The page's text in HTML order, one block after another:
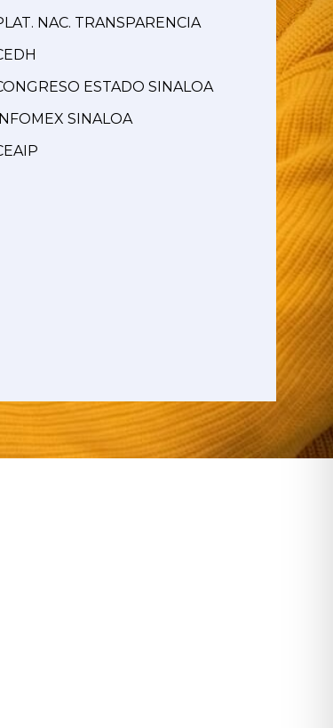
NAC. TRANSPARENCIA
ESTADO SINALOA
SINALOA